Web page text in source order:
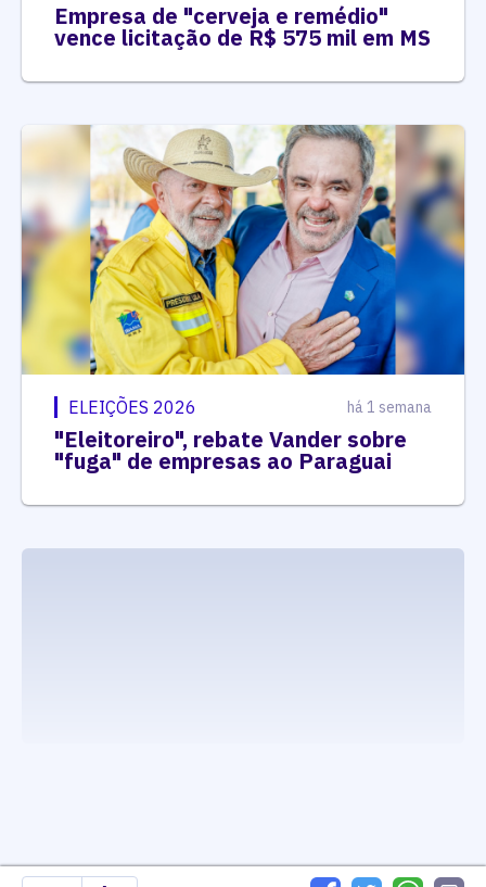
Empresa de "cerveja e remédio"
vence licitação de R$ 575 mil em MS
ELEIÇÕES 2026 há 1 semana
"Eleitoreiro", rebate Vander sobre
"fuga" de empresas ao Paraguai